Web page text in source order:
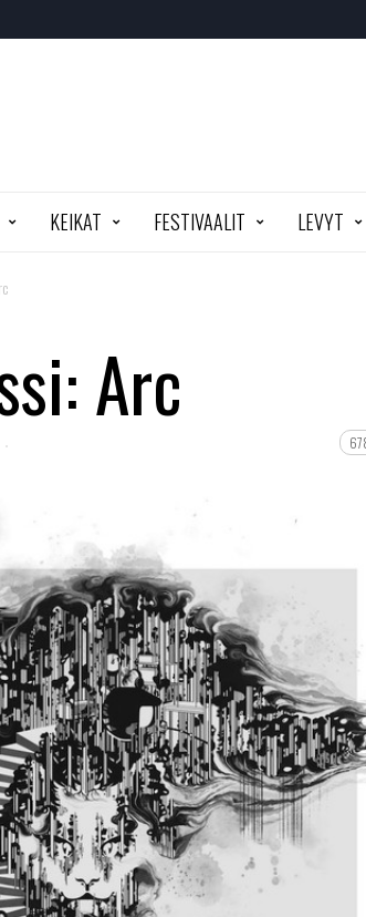
KEIKAT FESTIVAALIT LEVYT
Arc